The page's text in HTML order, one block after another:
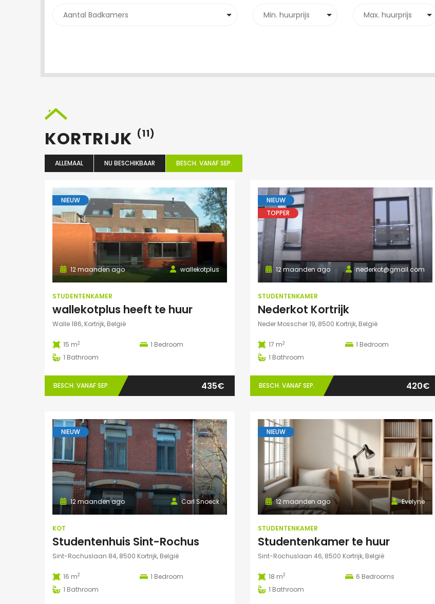
KORTRIJK (11)
ALLEMAAL NU BESCHIKBAAR BESCH. VANAF SEP.
NIEUW
wallekotplus
12 maanden ago
STUDENTENKAMER
wallekotplus heeft te huur
Walle 186, Kortrijk, België
15 m2 1 Bedroom
1 Bathroom
BESCH. VANAF SEP. 435€
NIEUW
TOPPER
nederkot@gmail.com
12 maanden ago
STUDENTENKAMER
Nederkot Kortrijk
Neder Mosscher 19, 8500 Kortrijk, België
17 m2 1 Bedroom
1 Bathroom
BESCH. VANAF SEP. 420€
NIEUW
Carl Snoeck
12 maanden ago
KOT
Studentenhuis Sint-Rochus
Sint-Rochuslaan 84, 8500 Kortrijk, België
16 m2 1 Bedroom
1 Bathroom
NIEUW
Evelyne
12 maanden ago
STUDENTENKAMER
Studentenkamer te huur
Sint-Rochuslaan 46, 8500 Kortrijk, België
18 m2 6 Bedrooms
1 Bathroom